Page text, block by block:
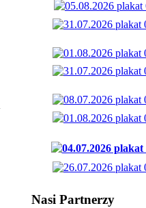
Nasi Partnerzy